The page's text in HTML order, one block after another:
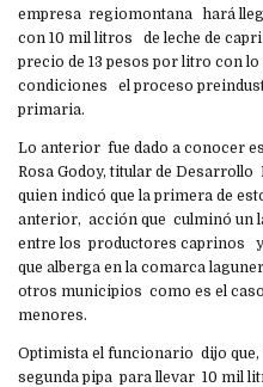
empresa regiomontana hará
con 10 mil litros de leche de
precio de 13 pesos por litro con
condiciones el proceso
primaria.
Lo anterior fue dado a conocer
Rosa Godoy, titular de
quien indicó que la primera de
anterior, acción que culminó un
entre los productores caprinos y
que alberga en la comarca
otros municipios como es el
menores.
Optimista el funcionario dijo que,
segunda pipa para llevar 10 mil